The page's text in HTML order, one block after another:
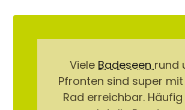
Viele Badeseen rund
Pfronten sind super
Rad erreichbar.